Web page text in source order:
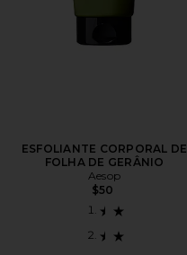
ESFOLIANTE CORPORAL DE
FOLHA DE GERÂNIO
Aesop
$50